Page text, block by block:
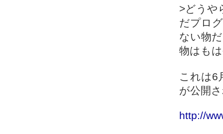
>どうや
だプロ
ない物
物はも
これは6
が公開
http://